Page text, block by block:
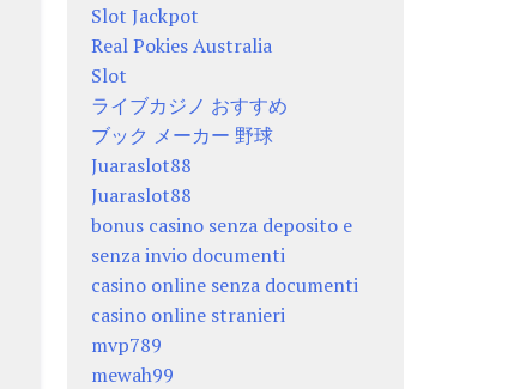
Slot Jackpot
Real Pokies Australia
Slot
ライブカジノ おすすめ
ブック メーカー 野球
Juaraslot88
Juaraslot88
bonus casino senza deposito e
senza invio documenti
casino online senza documenti
casino online stranieri
mvp789
mewah99